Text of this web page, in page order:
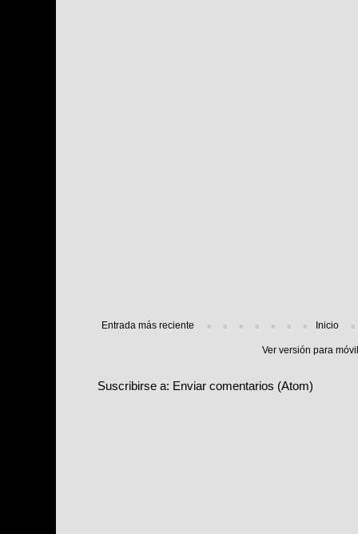
Entrada más reciente Inicio
Ver versión para
Suscribirse a: Enviar comentarios (Atom)